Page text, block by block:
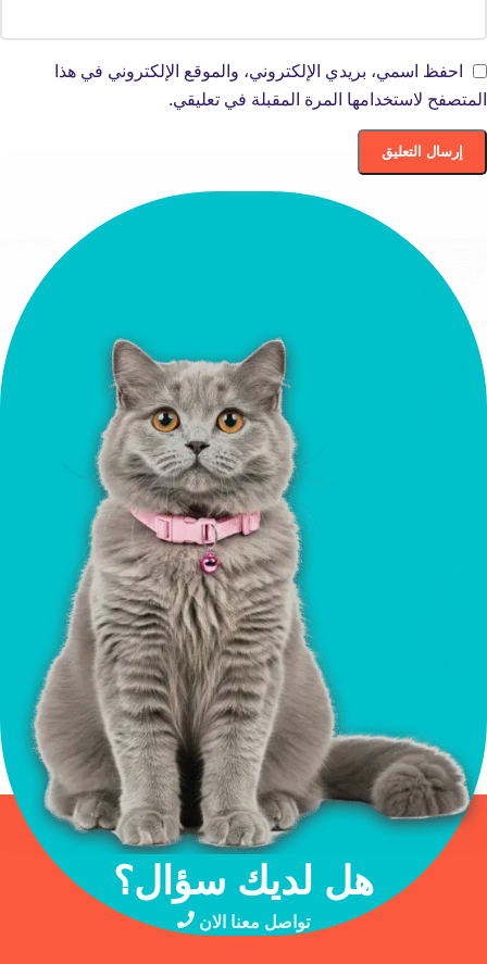
احفظ اسمي، بريدي الإلكتروني، والموقع الإلكتروني في هذا
المتصفح لاستخدامها المرة المقبلة في تعليقي.
هل لديك سؤال؟
تواصل معنا الان